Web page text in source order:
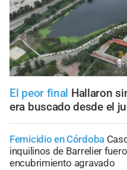
El peor final Hallaron
era buscado desde el
Femicidio en Córdoba
inquilinos de Barrelier
encubrimiento agravado